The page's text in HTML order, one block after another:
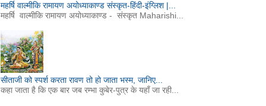
महर्षि वाल्मीकि रामायण अयोध्याकाण्ड संस्कृत-हिंदी-इंग्लिश |...
महर्षि वाल्मीकि रामायण अयोध्याकाण्ड - संस्कृत Maharishi...
सीताजी को स्पर्श करता रावण तो हो जाता भस्म, जानिए...
कहा जाता है कि एक बार जब रम्भा कुबेर-पुत्र के यहाँ जा रही...